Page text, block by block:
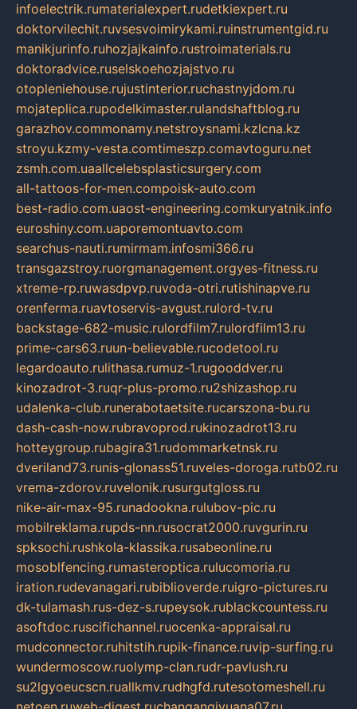
infoelectrik.rumaterialexpert.rudetkiexpert.ru
doktorvilechit.ruvsesvoimirykami.ruinstrumentgid.ru
manikjurinfo.ruhozjajkainfo.rustroimaterials.ru
doktoradvice.ruselskoehozjajstvo.ru
otopleniehouse.rujustinterior.ruchastnyjdom.ru
mojateplica.rupodelkimaster.rulandshaftblog.ru
garazhov.commonamy.netstroysnami.kzlcna.kz
stroyu.kzmy-vesta.comtimeszp.comavtoguru.net
zsmh.com.uaallcelebsplasticsurgery.com
all-tattoos-for-men.compoisk-auto.com
best-radio.com.uaost-engineering.comkuryatnik.info
euroshiny.com.uaporemontuavto.com
searchus-nauti.rumirmam.infosmi366.ru
transgazstroy.ruorgmanagement.orgyes-fitness.ru
xtreme-rp.ruwasdpvp.ruvoda-otri.rutishinapve.ru
orenferma.ruavtoservis-avgust.rulord-tv.ru
backstage-682-music.rulordfilm7.rulordfilm13.ru
prime-cars63.ruun-believable.rucodetool.ru
legardoauto.rulithasa.rumuz-1.rugooddver.ru
kinozadrot-3.ruqr-plus-promo.ru2shizashop.ru
udalenka-club.runerabotaetsite.rucarszona-bu.ru
dash-cash-now.rubravoprod.rukinozadrot13.ru
hotteygroup.rubagira31.rudommarketnsk.ru
dveriland73.runis-glonass51.ruveles-doroga.rutb02.ru
vrema-zdorov.ruvelonik.rusurgutgloss.ru
nike-air-max-95.runadookna.rulubov-pic.ru
mobilreklama.rupds-nn.rusocrat2000.ruvgurin.ru
spksochi.rushkola-klassika.rusabeonline.ru
mosoblfencing.rumasteroptica.rulucomoria.ru
iration.rudevanagari.rubiblioverde.ruigro-pictures.ru
dk-tulamash.rus-dez-s.rupeysok.rublackcountess.ru
asoftdoc.ruscifichannel.ruocenka-appraisal.ru
mudconnector.ruhitstih.rupik-finance.ruvip-surfing.ru
wundermoscow.ruolymp-clan.rudr-pavlush.ru
su2lgyoeucscn.ruallkmv.rudhgfd.rutesotomeshell.ru